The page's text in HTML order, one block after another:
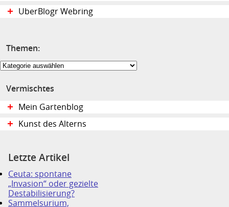
UberBlogr Webring
Themen:
Themen:
Vermischtes
Mein Gartenblog
Kunst des Alterns
Letzte Artikel
Ceuta: spontane
„Invasion“ oder gezielte
Destabilisierung?
Sammelsurium,